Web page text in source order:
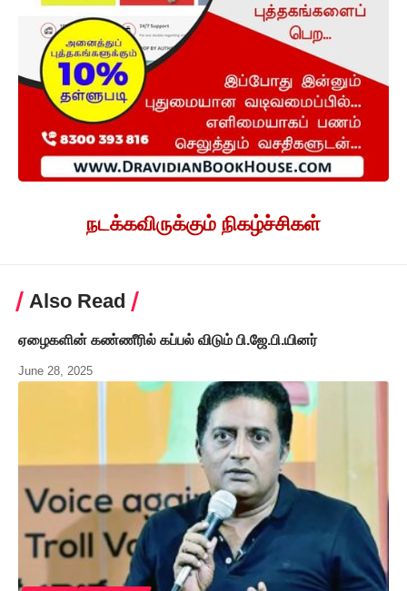
நடக்கவிருக்கும் நிகழ்ச்சிகள்
Also Read
ஏழைகளின் கண்ணீரில் கப்பல் விடும் பி.ஜே.பி.யினர்
June 28, 2025